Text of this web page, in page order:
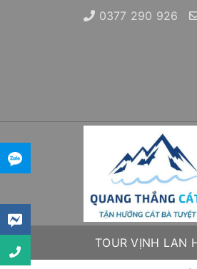
0377 290 926
TOUR VỊNH LAN